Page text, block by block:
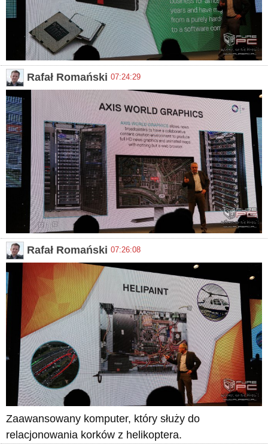
Rafał Romański 07:24:29
Rafał Romański 07:26:08
Zaawansowany komputer, który służy do
relacjonowania korków z helikoptera.